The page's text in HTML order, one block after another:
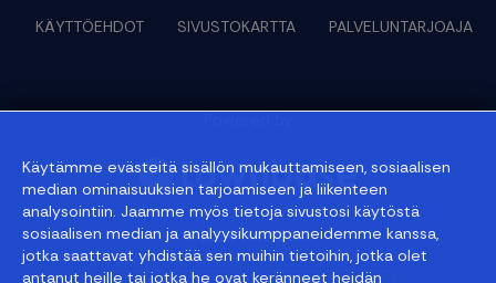
KÄYTTÖEHDOT
SIVUSTOKARTTA PALVELUNTARJOAJA
© 2026 townbase
Käytämme evästeitä sisällön mukauttamiseen, sosiaalisen
median ominaisuuksien tarjoamiseen ja liikenteen
analysointiin. Jaamme myös tietoja sivustosi käytöstä
sosiaalisen median ja analyysikumppaneidemme kanssa,
jotka saattavat yhdistää sen muihin tietoihin, jotka olet
antanut heille tai jotka he ovat keränneet heidän